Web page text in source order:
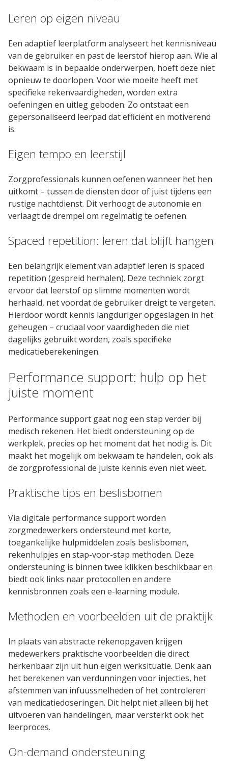
Microlearning
Diensten
Implementaties
Integraties
Klanten
Klantenbestand
Events & Webinars
Productsheets
Blog
Cases
LMS Test
Maak zelf E-Learning Test
Defacto
Over Defacto
Partners
Blog
Open Source Projecten
Contact
Leren op eigen niveau
Een adaptief leerplatform analyseert het kennisniveau
van de gebruiker en past de leerstof hierop aan. Wie al
bekwaam is in bepaalde onderwerpen, hoeft deze niet
opnieuw te doorlopen. Voor wie moeite heeft met
specifieke rekenvaardigheden, worden extra
oefeningen en uitleg geboden. Zo ontstaat een
gepersonaliseerd leerpad dat efficiënt en motiverend
is.
Eigen tempo en leerstijl
Zorgprofessionals kunnen oefenen wanneer het hen
uitkomt – tussen de diensten door of juist tijdens een
rustige nachtdienst. Dit verhoogt de autonomie en
verlaagt de drempel om regelmatig te oefenen.
Spaced repetition: leren dat blijft hangen
Een belangrijk element van adaptief leren is spaced
repetition (gespreid herhalen). Deze techniek zorgt
ervoor dat leerstof op slimme momenten wordt
herhaald, net voordat de gebruiker dreigt te vergeten.
Hierdoor wordt kennis langduriger opgeslagen in het
geheugen – cruciaal voor vaardigheden die niet
dagelijks gebruikt worden, zoals specifieke
medicatieberekeningen.
Performance support: hulp op het
juiste moment
Performance support gaat nog een stap verder bij
medisch rekenen. Het biedt ondersteuning op de
werkplek, precies op het moment dat het nodig is. Dit
maakt het mogelijk om bekwaam te handelen, ook als
de zorgprofessional de juiste kennis even niet weet.
Praktische tips en beslisbomen
Via digitale performance support worden
zorgmedewerkers ondersteund met korte,
toegankelijke hulpmiddelen zoals beslisbomen,
rekenhulpjes en stap-voor-stap methoden. Deze
ondersteuning is binnen twee klikken beschikbaar en
biedt ook links naar protocollen en andere
kennisbronnen zoals een e-learning module.
Methoden en voorbeelden uit de praktijk
In plaats van abstracte rekenopgaven krijgen
medewerkers praktische voorbeelden die direct
herkenbaar zijn uit hun eigen werksituatie. Denk aan
het berekenen van verdunningen voor injecties, het
afstemmen van infuussnelheden of het controleren
van medicatiedoseringen. Dit helpt niet alleen bij het
uitvoeren van handelingen, maar versterkt ook het
leerproces.
On-demand ondersteuning